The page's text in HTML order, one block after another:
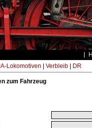
Lokomotiven Verbleib| DR
zum Fahrzeug